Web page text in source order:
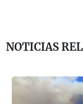
NOTICIAS